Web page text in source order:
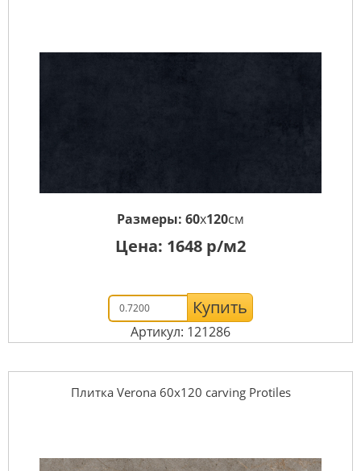
Размеры: 60x120см
Цена: 1648 р/м2
Купить
Артикул: 121286
Плитка Verona 60х120 carving Protiles